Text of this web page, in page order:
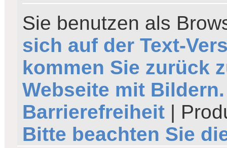
Sie benutzen als
sich auf der Text-
kommen Sie zurück
Webseite mit Bildern.
Barrierefreiheit |
Bitte beachten Sie